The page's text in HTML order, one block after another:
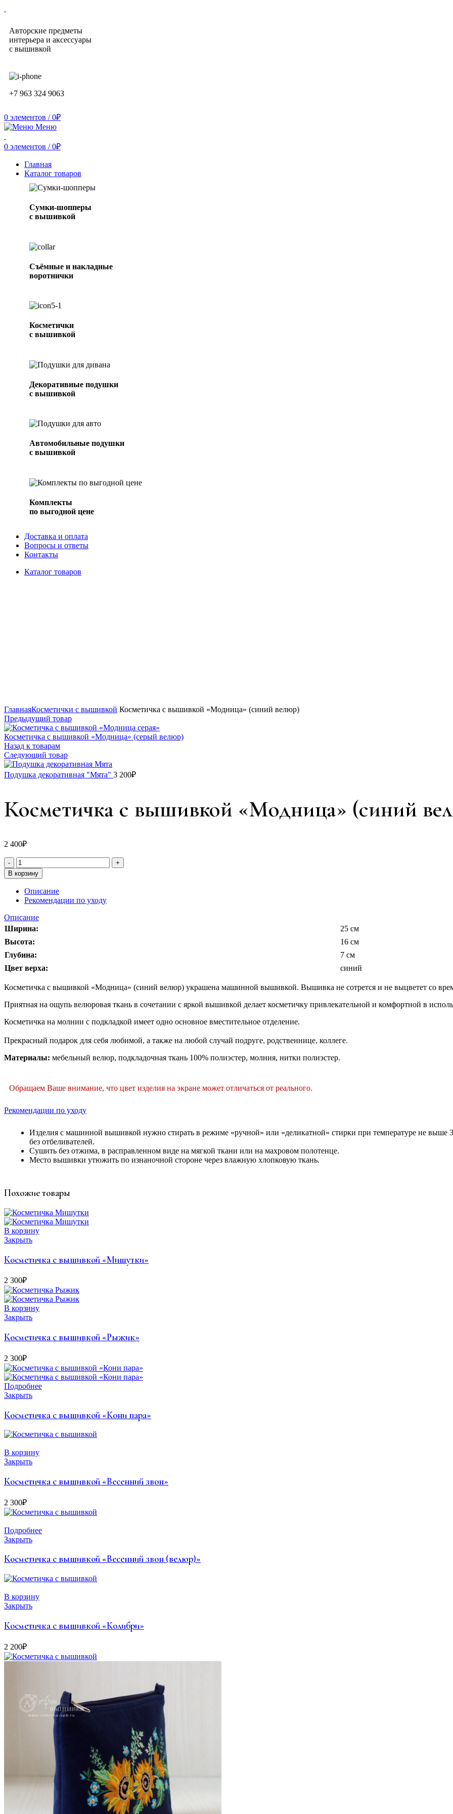
Авторские предметы
интерьера и аксессуары
с вышивкой
+7 963 324 9063
0 элементов / 0₽
Меню
0 элементов / 0₽
Главная
Каталог товаров
Сумки-шопперы
с вышивкой
Съёмные и накладные
воротнички
Косметички
с вышивкой
Декоративные подушки
с вышивкой
Автомобильные подушки
с вышивкой
Комплекты
по выгодной цене
Доставка и оплата
Вопросы и ответы
Контакты
Каталог товаров
ГлавнаяКосметички с вышивкой Косметичка с вышивкой «Модница» (синий велюр)
Предыдущий товар
Косметичка с вышивкой «Модница» (серый велюр)
Назад к товарам
Следующий товар
Подушка декоративная "Мята" 3 200₽
Косметичка с вышивкой «Модница» (синий
2 400₽
В корзину
Описание
Рекомендации по уходу
Описание
Ширина:
25 см
Высота:
16 см
Глубина:
7 см
Цвет верха:
синий
Косметичка с вышивкой «Модница» (синий велюр) украшена машинной вышивкой. Вышивка не сотрется и не выцветет со
Приятная на ощупь велюровая ткань в сочетании с яркой вышивкой делает косметичку привлекательной и комфортной в
Косметичка на молнии с подкладкой имеет одно основное вместительное отделение.
Прекрасный подарок для себя любимой, а также на любой случай подруге, родственнице, коллеге.
Материалы: мебельный велюр, подкладочная ткань 100% полиэстер, молния, нитки полиэстер.
Обращаем Ваше внимание, что цвет изделия на экране может отличаться от реального.
Рекомендации по уходу
Изделия с машинной вышивкой нужно стирать в режиме «ручной» или «деликатной» стирки при температуре не выше
без отбеливателей.
Сушить без отжима, в расправленном виде на мягкой ткани или на махровом полотенце.
Место вышивки утюжить по изнаночной стороне через влажную хлопковую ткань.
Похожие товары
В корзину
Закрыть
Косметичка с вышивкой «Мишутки»
2 300₽
В корзину
Закрыть
Косметичка с вышивкой «Рыжик»
2 300₽
Подробнее
Закрыть
Косметичка с вышивкой «Кони пара»
В корзину
Закрыть
Косметичка с вышивкой «Весенний звон»
2 300₽
Подробнее
Закрыть
Косметичка с вышивкой «Весенний звон (велюр)»
В корзину
Закрыть
Косметичка с вышивкой «Колибри»
2 200₽